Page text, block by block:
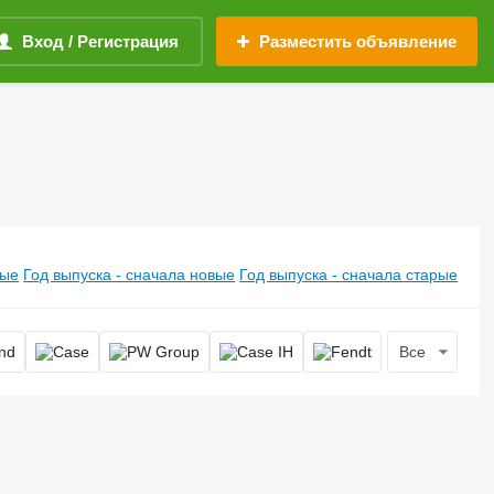
Вход / Регистрация Разместить объявление
Год выпуска - сначала новые Год выпуска - сначала старые
Все